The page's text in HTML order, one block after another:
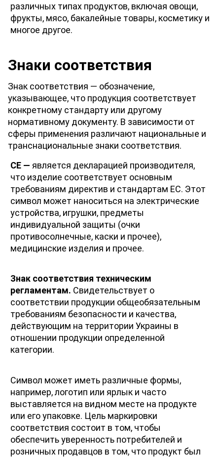
различных типах продуктов, включая овощи,
фрукты, мясо, бакалейные товары, косметику и
многое другое.
Знаки соответствия
Знак соответствия — обозначение,
указывающее, что продукция соответствует
конкретному стандарту или другому
нормативному документу. В зависимости от
сферы применения различают национальные и
транснациональные знаки соответствия.
CE — является декларацией производителя,
что изделие соответствует основным
требованиям директив и стандартам ЕС. Этот
символ может наноситься на электрические
устройства, игрушки, предметы
индивидуальной защиты (очки
противосолнечные, каски и прочее),
медицинские изделия и прочее.
Знак соответствия техническим
регламентам. Свидетельствует о
соответствии продукции общеобязательным
требованиям безопасности и качества,
действующим на территории Украины в
отношении продукции определенной
категории.
Символ может иметь различные формы,
например, логотип или ярлык и часто
выставляется на видном месте на продукте
или его упаковке. Цель маркировки
соответствия состоит в том, чтобы
обеспечить уверенность потребителей и
розничных продавцов в том, что продукт был